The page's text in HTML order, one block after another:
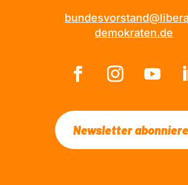
demokraten.de
Newsletter